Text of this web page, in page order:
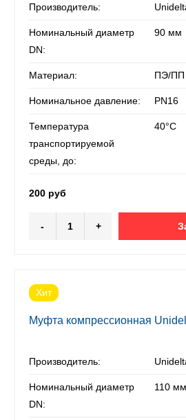
Производитель:
Номинальный диаметр
DN:
90 мм
Материал: ПЭ/ПП
Номинальное давление: PN16
Температура
транспортируемой
среды, до:
40°С
200 руб
- +
Хит
Муфта компрессионная
Производитель:
Номинальный диаметр
DN:
110 мм